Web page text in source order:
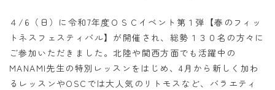
４/6（日）に令和7年度ＯＳＣイベント第１弾【春のフィッ
トネスフェスティバル】が開催され、総勢１３０名の方々に
ご参加いただきました。北陸や関西方面でも活躍中の
MANAMI先生の特別レッスンをはじめ、4月から新しく加わ
るレッスンやOSCでは大人気のリトモスなど、バラエティ